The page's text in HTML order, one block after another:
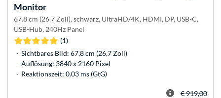
Monitor
67.8 cm (26.7 Zoll), schwarz, UltraHD/4K, HDMI, DP, USB-C,
USB-Hub, 240Hz Panel
(1)
Sichtbares Bild: 67,8 cm (26,7 Zoll)
Auflösung: 3840 x 2160 Pixel
Reaktionszeit: 0.03 ms (GtG)
€ 919,00